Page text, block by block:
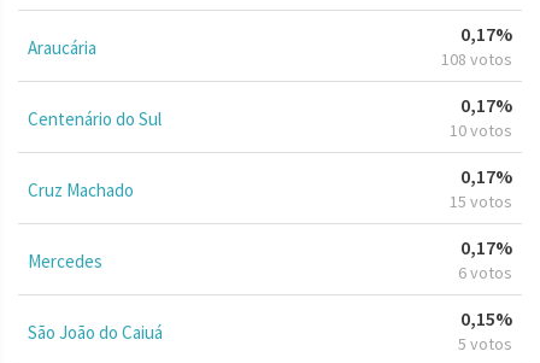
Araucária
0,17%
108 votos
Centenário do Sul
0,17%
10 votos
Cruz Machado
0,17%
15 votos
Mercedes
0,17%
6 votos
São João do Caiuá
0,15%
5 votos